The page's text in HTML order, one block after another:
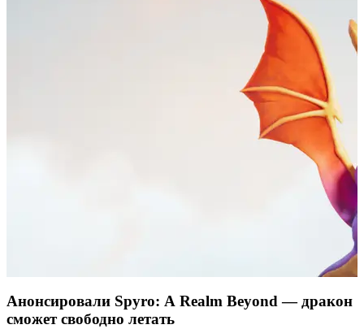
Анонсировали Spyro: A Realm Beyond — дракон
сможет свободно летать